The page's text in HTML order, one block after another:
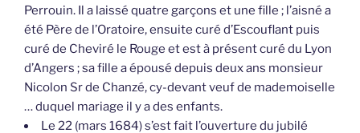
Perrouin. Il a laissé quatre garçons et une fille ; l’aisné a
été Père de l’Oratoire, ensuite curé d’Escouflant puis
curé de Cheviré le Rouge et est à présent curé du Lyon
d’Angers ; sa fille a épousé depuis deux ans monsieur
Nicolon Sr de Chanzé, cy-devant veuf de mademoiselle
… duquel mariage il y a des enfants.
Le 22 (mars 1684) s’est fait l’ouverture du jubilé